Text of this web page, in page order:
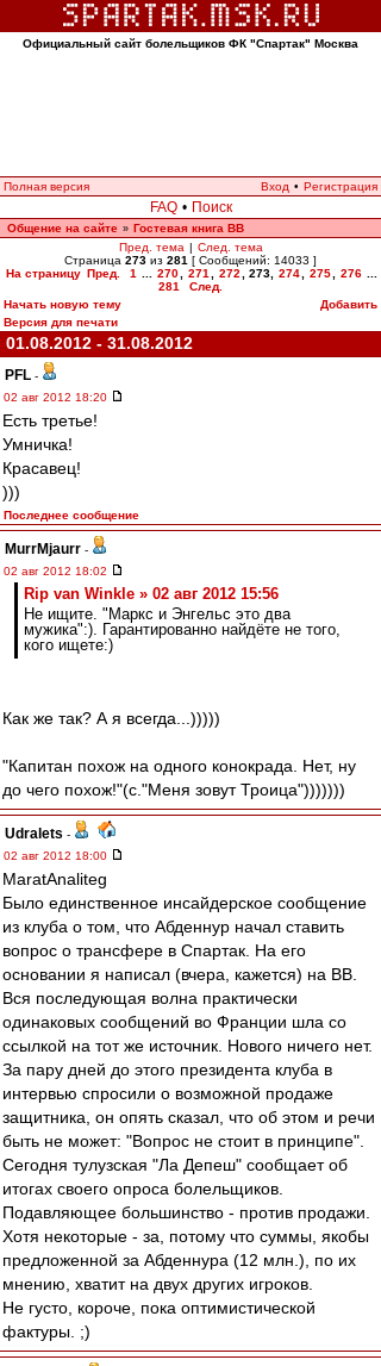
Официальный сайт болельщиков ФК "Спартак" Москва
Полная версия Вход • Регистрация
FAQ • Поиск
Общение на сайте » Гостевая книга ВВ
Пред. тема | След. тема
Страница 273 из 281 [ Сообщений: 14033 ]
На страницу Пред. 1 270 271 272 273, 274 275 276
281
След.
Начать новую тему
Добавить
Версия для печати
01.08.2012 - 31.08.2012
PFL -
02 авг 2012 18:20
Есть третье!
Умничка!
Красавец!
)))
Последнее сообщение
MurrMjaurr -
02 авг 2012 18:02
Rip van Winkle » 02 авг 2012 15:56
Не ищите. "Маркс и Энгельс это два
мужика":). Гарантированно найдёте не того,
кого ищете:)
Как же так? А я всегда...)))))
"Капитан похож на одного конокрада. Нет, ну
до чего похож!"(с."Меня зовут Троица")))))))
Udralets -
02 авг 2012 18:00
MaratAnaliteg
Было единственное инсайдерское сообщение
из клуба о том, что Абденнур начал ставить
вопрос о трансфере в Спартак. На его
основании я написал (вчера, кажется) на ВВ.
Вся последующая волна практически
одинаковых сообщений во Франции шла со
ссылкой на тот же источник. Нового ничего нет.
За пару дней до этого президента клуба в
интервью спросили о возможной продаже
защитника, он опять сказал, что об этом и речи
быть не может: "Вопрос не стоит в принципе".
Сегодня тулузская "Ла Депеш" сообщает об
итогах своего опроса болельщиков.
Подавляющее большинство - против продажи.
Хотя некоторые - за, потому что суммы, якобы
предложенной за Абденнура (12 млн.), по их
мнению, хватит на двух других игроков.
Не густо, короче, пока оптимистической
фактуры. ;)